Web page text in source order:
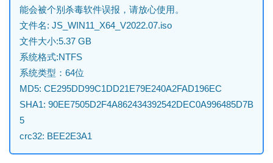
能会被个别杀毒软件误报，请放心使用。
文件名: JS_WIN11_X64_V2022.07.iso
文件大小:5.37 GB
系统格式:NTFS
系统类型：64位
MD5: CE295DD99C1DD21E79E240A2FAD196EC
SHA1: 90EE7505D2F4A862434392542DEC0A996485D7B
5
crc32: BEE2E3A1